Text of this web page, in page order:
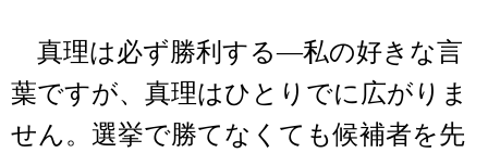
真理は必ず勝利する―私の好きな言
葉ですが、真理はひとりでに広がりま
せん。選挙で勝てなくても候補者を先